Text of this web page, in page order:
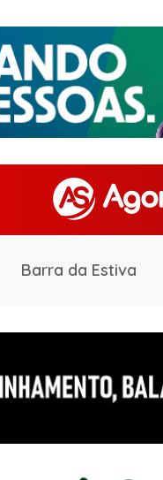
Barra da Estiva